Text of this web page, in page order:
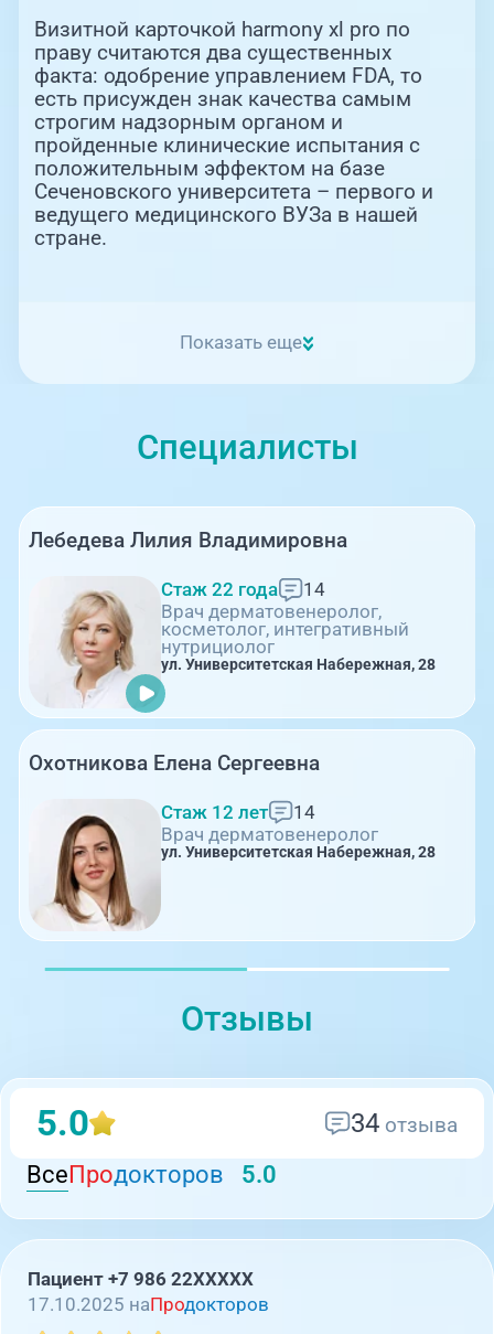
Визитной карточкой harmony xl pro по
праву считаются два существенных
факта: одобрение управлением FDA, то
есть присужден знак качества самым
строгим надзорным органом и
пройденные клинические испытания с
положительным эффектом на базе
Сеченовского университета – первого и
ведущего медицинского ВУЗа в нашей
стране.
Показать еще
Специалисты
Лебедева Лилия Владимировна
Стаж 22 года
14
Врач дерматовенеролог,
косметолог, интегративный
нутрициолог
ул. Университетская Набережная, 28
Охотникова Елена Сергеевна
Стаж 12 лет
14
Врач дерматовенеролог
ул. Университетская Набережная, 28
Отзывы
5.0 34отзыва
Все Продокторов 5.0
Пациент +7 986 22XXXXX
17.10.2025 наПродокторов